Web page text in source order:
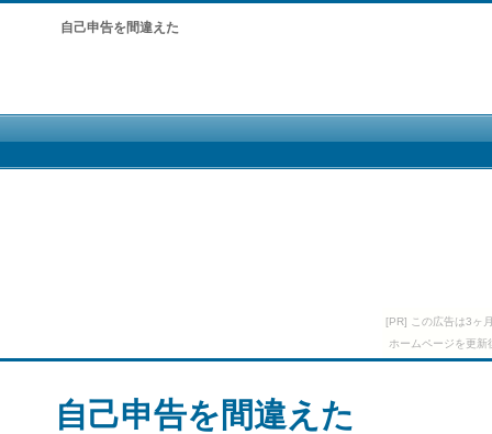
[PR] この広告は3ヶ
ホームページを更
自己申告を間違えた
自己申告を間違えた